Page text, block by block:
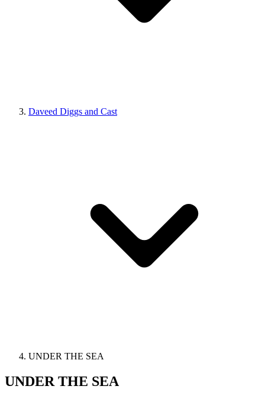
Daveed Diggs and Cast
UNDER THE SEA
UNDER THE SEA